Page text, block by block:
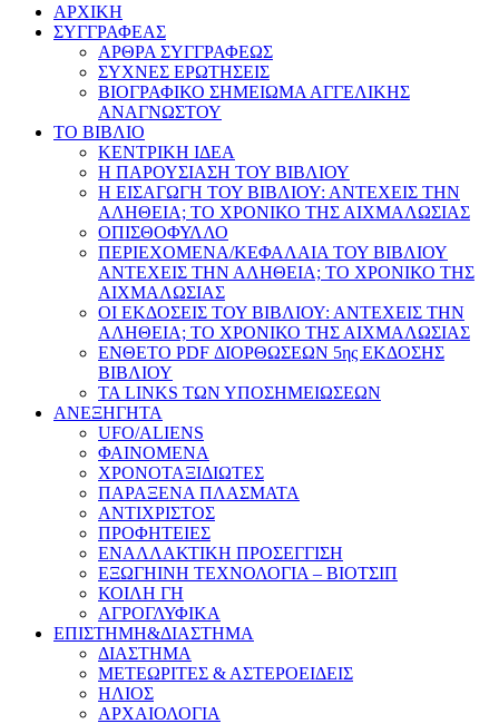
AΡΧΙΚΗ
ΣΥΓΓΡΑΦΕΑΣ
ΑΡΘΡΑ ΣΥΓΓΡΑΦΕΩΣ
ΣΥΧΝΕΣ ΕΡΩΤΗΣΕΙΣ
ΒΙΟΓΡΑΦΙΚΟ ΣΗΜΕΙΩΜΑ ΑΓΓΕΛΙΚΗΣ
ΑΝΑΓΝΩΣΤΟΥ
ΤΟ ΒΙΒΛΙΟ
ΚΕΝΤΡΙΚΗ ΙΔΕΑ
Η ΠΑΡΟΥΣΙΑΣΗ ΤΟΥ ΒΙΒΛΙΟΥ
Η ΕΙΣΑΓΩΓΗ ΤΟΥ ΒΙΒΛΙΟΥ: ΑΝΤΕΧΕΙΣ ΤΗΝ
ΑΛΗΘΕΙΑ; ΤΟ ΧΡΟΝΙΚΟ ΤΗΣ ΑΙΧΜΑΛΩΣΙΑΣ
ΟΠΙΣΘΟΦΥΛΛΟ
ΠΕΡΙΕΧΟΜΕΝΑ/ΚΕΦΑΛΑΙΑ ΤΟΥ ΒΙΒΛΙΟΥ
ΑΝΤΕΧΕΙΣ ΤΗΝ ΑΛΗΘΕΙΑ; ΤΟ ΧΡΟΝΙΚΟ ΤΗΣ
ΑΙΧΜΑΛΩΣΙΑΣ
ΟΙ ΕΚΔΟΣΕΙΣ ΤΟΥ ΒΙΒΛΙΟΥ: ΑΝΤΕΧΕΙΣ ΤΗΝ
ΑΛΗΘΕΙΑ; ΤΟ ΧΡΟΝΙΚΟ ΤΗΣ ΑΙΧΜΑΛΩΣΙΑΣ
ΕΝΘΕΤΟ PDF ΔΙΟΡΘΩΣΕΩΝ 5ης ΕΚΔΟΣΗΣ
ΒΙΒΛΙΟΥ
ΤΑ LINKS ΤΩΝ ΥΠΟΣΗΜΕΙΩΣΕΩΝ
ΑΝΕΞΗΓΗΤΑ
UFO/ALIENS
ΦΑΙΝΟΜΕΝΑ
ΧΡΟΝΟΤΑΞΙΔΙΩΤΕΣ
ΠΑΡΑΞΕΝΑ ΠΛΑΣΜΑΤΑ
ΑΝΤΙΧΡΙΣΤΟΣ
ΠΡΟΦΗΤΕΙΕΣ
ΕΝΑΛΛΑΚΤΙΚΗ ΠΡΟΣΕΓΓΙΣΗ
ΕΞΩΓΗΙΝΗ ΤΕΧΝΟΛΟΓΙΑ – ΒΙΟΤΣΙΠ
ΚΟΙΛΗ ΓΗ
ΑΓΡΟΓΛΥΦΙΚΑ
ΕΠΙΣΤΗΜΗ&ΔΙΑΣΤΗΜΑ
ΔΙΑΣΤΗΜΑ
ΜΕΤΕΩΡΙΤΕΣ & ΑΣΤΕΡΟΕΙΔΕΙΣ
ΗΛΙΟΣ
ΑΡΧΑΙΟΛΟΓΙΑ